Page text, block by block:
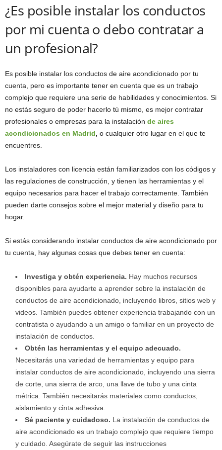
¿Es posible instalar los conductos
por mi cuenta o debo contratar a
un profesional?
Es posible instalar los conductos de aire acondicionado por tu
cuenta, pero es importante tener en cuenta que es un trabajo
complejo que requiere una serie de habilidades y conocimientos. Si
no estás seguro de poder hacerlo tú mismo, es mejor contratar
profesionales o empresas para la instalación de aires
acondicionados en Madrid, o cualquier otro lugar en el que te
encuentres.
Los instaladores con licencia están familiarizados con los códigos y
las regulaciones de construcción, y tienen las herramientas y el
equipo necesarios para hacer el trabajo correctamente. También
pueden darte consejos sobre el mejor material y diseño para tu
hogar.
Si estás considerando instalar conductos de aire acondicionado por
tu cuenta, hay algunas cosas que debes tener en cuenta:
Investiga y obtén experiencia. Hay muchos recursos
disponibles para ayudarte a aprender sobre la instalación de
conductos de aire acondicionado, incluyendo libros, sitios web y
videos. También puedes obtener experiencia trabajando con un
contratista o ayudando a un amigo o familiar en un proyecto de
instalación de conductos.
Obtén las herramientas y el equipo adecuado.
Necesitarás una variedad de herramientas y equipo para
instalar conductos de aire acondicionado, incluyendo una sierra
de corte, una sierra de arco, una llave de tubo y una cinta
métrica. También necesitarás materiales como conductos,
aislamiento y cinta adhesiva.
Sé paciente y cuidadoso. La instalación de conductos de
aire acondicionado es un trabajo complejo que requiere tiempo
y cuidado. Asegúrate de seguir las instrucciones